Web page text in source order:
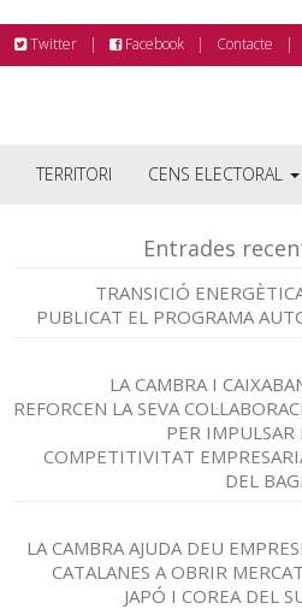
Twitter Facebook Contacte
TERRITORI CENS ELECTORAL
Entrades
TRANSICIÓ
PUBLICAT EL PROGRAMA
LA CAMBRA I
REFORCEN LA SEVA
PER IMPULSAR
COMPETITIVITAT
DEL
LA CAMBRA AJUDA DEU
CATALANES A OBRIR
JAPÓ I COREA DEL